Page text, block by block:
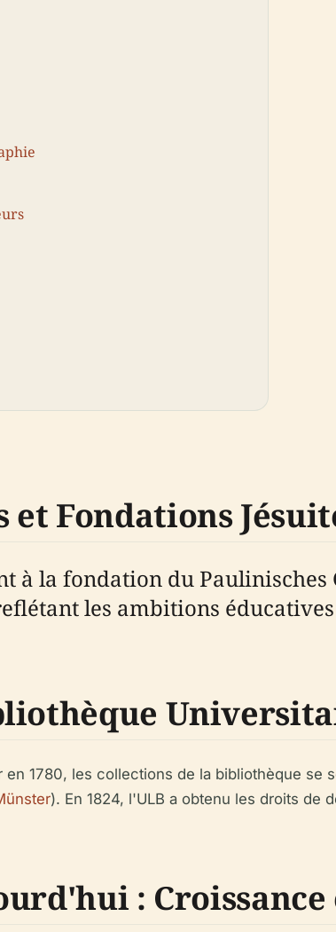
Fondations
à la fondation du Paulinisches
les ambitions
1780, les collections de la bibliothèque se
). En 1824, l'ULB a obtenu les droits de
: